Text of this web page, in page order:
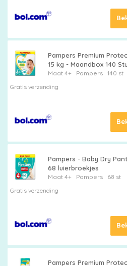
Pampers Premium
15 kg - Maandbox 140
Maat 4+ Pampers
140 st
Gratis verzending
Pampers - Baby Dry
68 luierbroekjes
Maat 4+ Pampers
68 st
Gratis verzending
Pampers Premium